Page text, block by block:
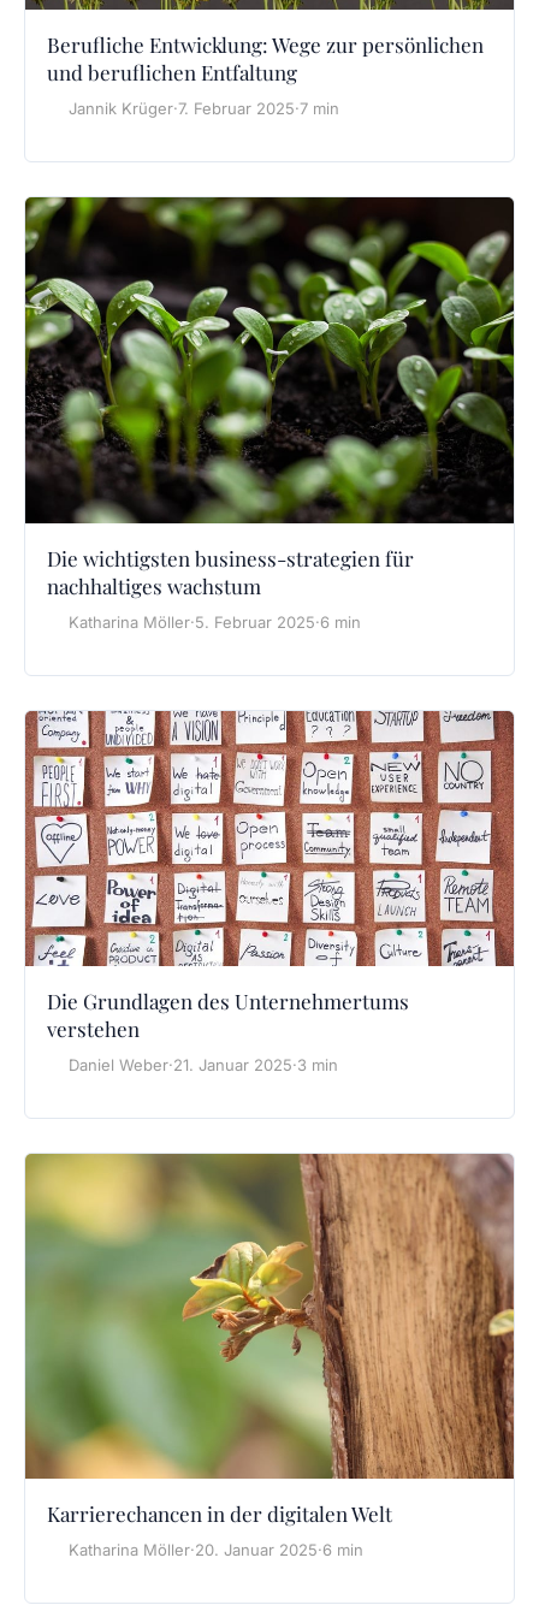
Berufliche Entwicklung: Wege zur persönlichen
und beruflichen Entfaltung
Jannik Krüger·7. Februar 2025·7 min
Die wichtigsten business-strategien für
nachhaltiges wachstum
Katharina Möller·5. Februar 2025·6 min
Die Grundlagen des Unternehmertums
verstehen
Daniel Weber·21. Januar 2025·3 min
Karrierechancen in der digitalen Welt
Katharina Möller·20. Januar 2025·6 min